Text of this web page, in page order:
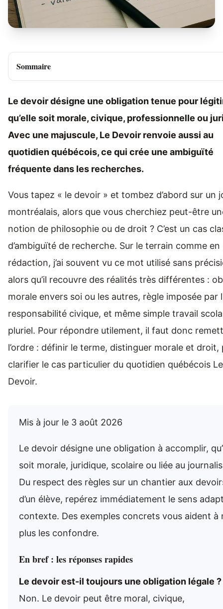
Sommaire
Le devoir désigne une obligation tenue pour
qu’elle soit morale, civique, professionnelle ou
Avec une majuscule, Le Devoir renvoie aussi au
quotidien québécois, ce qui crée une ambiguïté
fréquente dans les recherches.
Vous tapez « le devoir » et tombez d’abord sur un
montréalais, alors que vous cherchiez peut-être
notion de philosophie ou de droit ? C’est un cas
d’ambiguïté de recherche. Sur le terrain comme en
rédaction, j’ai souvent vu ce mot utilisé sans
alors qu’il recouvre des réalités très différentes :
morale envers soi ou les autres, règle imposée par
responsabilité civique, et même simple travail
pluriel. Pour répondre utilement, il faut donc
l’ordre : définir le terme, distinguer morale et droit,
clarifier le cas particulier du quotidien québécois Le
Devoir.
Mis à jour le 3 août 2026
Le devoir désigne une obligation à accomplir,
soit morale, juridique, scolaire ou liée au
Du respect des règles sur un chantier aux
d’un élève, repérez immédiatement le sens
contexte. Des exemples concrets vous aident à
plus les confondre.
En bref : les réponses rapides
Le devoir est-il toujours une obligation légale ?
Non. Le devoir peut être moral, civique,